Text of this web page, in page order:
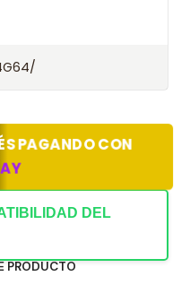
PAGANDO CON
DEL
PRODUCTO